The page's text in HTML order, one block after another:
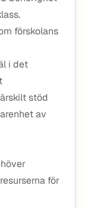
förskolans
i det
stöd
av
för